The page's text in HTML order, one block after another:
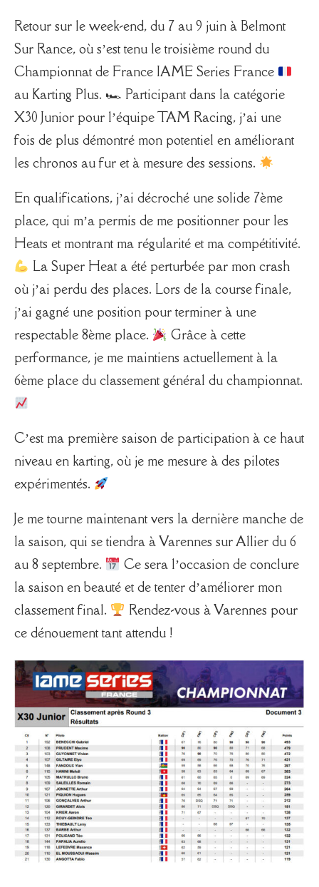
Retour sur le week-end, du 7 au 9 juin à Belmont
Sur Rance, où s’est tenu le troisième round du
Championnat de France IAME Series France
au Karting Plus. 🏎 Participant dans la catégorie
X30 Junior pour l’équipe TAM Racing, j’ai une
fois de plus démontré mon potentiel en améliorant
les chronos au fur et à mesure des sessions.
En qualifications, j’ai décroché une solide 7ème
place, qui m’a permis de me positionner pour les
Heats et montrant ma régularité et ma compétitivité.
La Super Heat a été perturbée par mon crash
où j’ai perdu des places. Lors de la course finale,
j’ai gagné une position pour terminer à une
respectable 8ème place.
Grâce à cette
performance, je me maintiens actuellement à la
6ème place du classement général du championnat.
C’est ma première saison de participation à ce haut
niveau en karting, où je me mesure à des pilotes
expérimentés.
Je me tourne maintenant vers la dernière manche de
la saison, qui se tiendra à Varennes sur Allier du 6
au 8 septembre.
Ce sera l’occasion de conclure
la saison en beauté et de tenter d’améliorer mon
classement final.
Rendez-vous à Varennes pour
ce dénouement tant attendu !